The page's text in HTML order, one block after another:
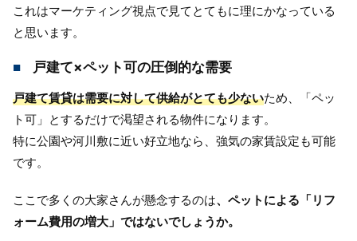
これはマーケティング視点で見てとてもに理にかなっている
と思います。
戸建て×ペット可の圧倒的な需要
戸建て賃貸は需要に対して供給がとても少ないため、「ペッ
ト可」とするだけで渇望される物件になります。
特に公園や河川敷に近い好立地なら、強気の家賃設定も可能
です。
ここで多くの大家さんが懸念するのは、ペットによる「リフ
ォーム費用の増大」ではないでしょうか。